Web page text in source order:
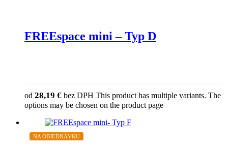
FREEspace mini – Typ D
od 28,19 € bez DPH This product has multiple variants. The
options may be chosen on the product page
NA OBJEDNÁVKU